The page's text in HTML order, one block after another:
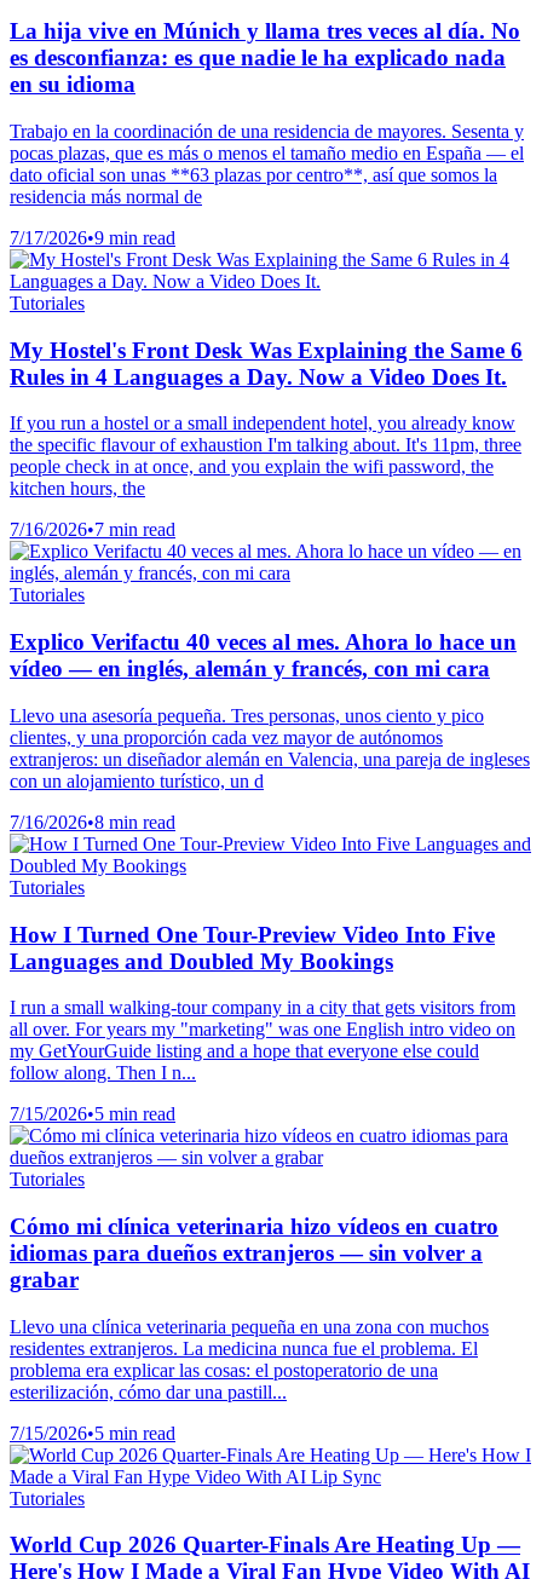
La hija vive en Múnich y llama tres veces al día. No
es desconfianza: es que nadie le ha explicado nada
en su idioma
Trabajo en la coordinación de una residencia de mayores. Sesenta y
pocas plazas, que es más o menos el tamaño medio en España — el
dato oficial son unas **63 plazas por centro**, así que somos la
residencia más normal de
7/17/2026•9 min read
Tutoriales
My Hostel's Front Desk Was Explaining the Same 6
Rules in 4 Languages a Day. Now a Video Does It.
If you run a hostel or a small independent hotel, you already know
the specific flavour of exhaustion I'm talking about. It's 11pm, three
people check in at once, and you explain the wifi password, the
kitchen hours, the
7/16/2026•7 min read
Tutoriales
Explico Verifactu 40 veces al mes. Ahora lo hace un
vídeo — en inglés, alemán y francés, con mi cara
Llevo una asesoría pequeña. Tres personas, unos ciento y pico
clientes, y una proporción cada vez mayor de autónomos
extranjeros: un diseñador alemán en Valencia, una pareja de ingleses
con un alojamiento turístico, un d
7/16/2026•8 min read
Tutoriales
How I Turned One Tour-Preview Video Into Five
Languages and Doubled My Bookings
I run a small walking-tour company in a city that gets visitors from
all over. For years my "marketing" was one English intro video on
my GetYourGuide listing and a hope that everyone else could
follow along. Then I n...
7/15/2026•5 min read
Tutoriales
Cómo mi clínica veterinaria hizo vídeos en cuatro
idiomas para dueños extranjeros — sin volver a
grabar
Llevo una clínica veterinaria pequeña en una zona con muchos
residentes extranjeros. La medicina nunca fue el problema. El
problema era explicar las cosas: el postoperatorio de una
esterilización, cómo dar una pastill...
7/15/2026•5 min read
Tutoriales
World Cup 2026 Quarter-Finals Are Heating Up —
Here's How I Made a Viral Fan Hype Video With AI